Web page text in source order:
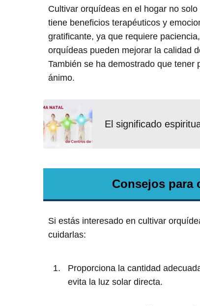
Cultivar orquídeas en el hogar no
tiene beneficios terapéuticos y
gratificante, ya que requiere
orquídeas pueden mejorar la calidad
También se ha demostrado que
ánimo.
El significado
Consejos para
Si estás interesado en cultivar
cuidarlas:
Proporciona la cantidad
evita la luz solar directa.